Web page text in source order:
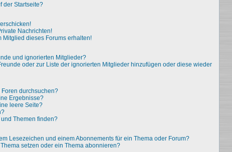
der Startseite?
Nachrichten!
Mitglied dieses Forums erhalten!
und ignorierten Mitglieder?
oder zur Liste der ignorierten Mitglieder hinzufügen oder diese wieder
durchsuchen?
Ergebnisse?
leere Seite?
Themen finden?
Lesezeichen und einem Abonnements für ein Thema oder Forum?
setzen oder ein Thema abonnieren?